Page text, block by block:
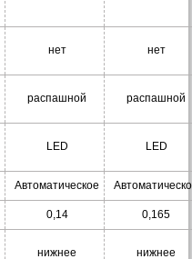
нет нет
распашной распашной
LED LED
Автоматическое
0,14 0,165
нижнее нижнее